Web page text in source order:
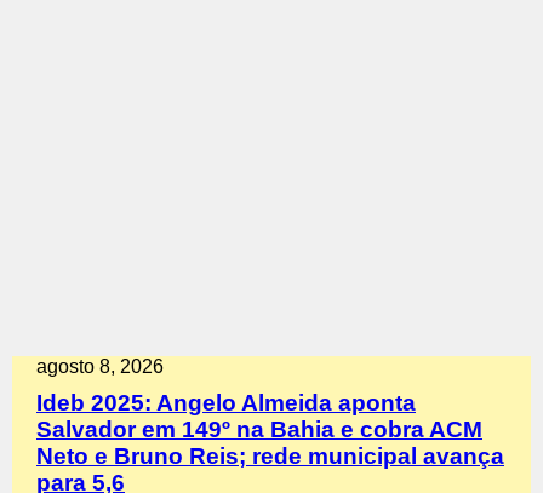
agosto 8, 2026
Ideb 2025: Angelo Almeida aponta
Salvador em 149º na Bahia e cobra ACM
Neto e Bruno Reis; rede municipal avança
para 5,6